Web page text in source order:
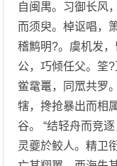
自闽禺。习御长风
而须臾。棹讴唱，
稽鹪明?。虞机发
公，巧倾任父。筌
鲎鼋鼍，同罛共罗
犗，搀抢暴出而相
谷。 “结轻舟而竞
灵夔於鲛人。精卫